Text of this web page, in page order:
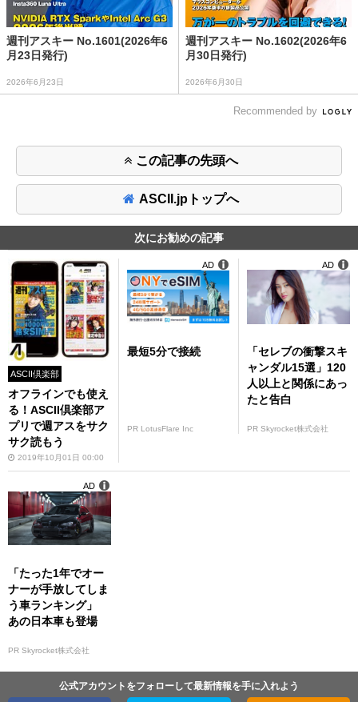
週刊アスキー No.1601(2026年6
月23日発行)
2026年6月23日
週刊アスキー No.1602(2026年6
月30日発行)
2026年6月30日
Recommended by
この記事の先頭へ
ASCII.jpトップへ
次にお勧めの記事
ASCII倶楽部
オフラインでも使え
る！ASCII倶楽部ア
プリで週アスをサク
サク読もう
2019年10月01日 00:00
最短5分で接続
PR LotusFlare Inc
AD
「セレブの衝撃スキ
ャンダル15選」120
人以上と関係にあっ
たと告白
PR Skyrocket株式会社
AD
「たった1年でオー
ナーが手放してしま
う車ランキング」
あの日本車も登場
PR Skyrocket株式会社
AD
公式アカウントをフォローして最新情報を手に入れよう